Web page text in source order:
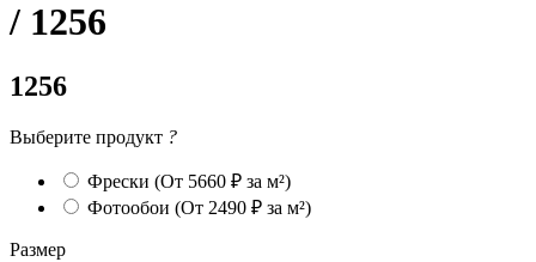
/ 1256
1256
Выберите продукт ?
Фрески (От 5660 ₽ за м²)
Фотообои (От 2490 ₽ за м²)
Размер